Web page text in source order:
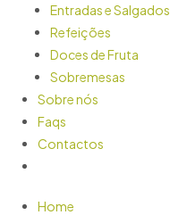
Entradas e Salgados
Refeições
Doces de Fruta
Sobremesas
Sobre nós
Faqs
Contactos
Home